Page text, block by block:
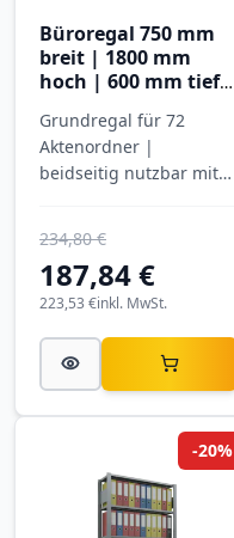
Büroregal 750 mm
breit | 1800 mm
hoch | 600 mm tief |
Grundregal für 72
Aktenordner |
beidseitig nutzbar mit
187,84 €
234,80 €
inkl. MwSt.
223,53 €
-20%